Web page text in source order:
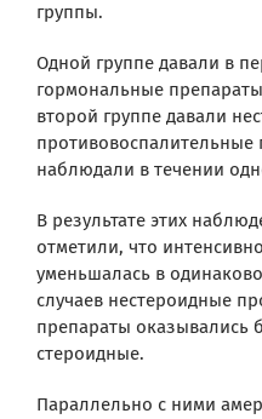
группы.
Одной группе давали в
гормональные
второй группе давали
наблюдали в течении
В результате этих
отметили, что
уменьшалась в
случаев нестероидные
препараты оказывались
стероидные.
Параллельно с ними